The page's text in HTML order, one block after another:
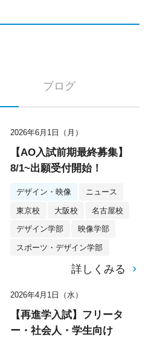
ブログ
2026年6月1日（月）
【AO入試前期最終募集】
8/1~出願受付開始！
デザイン・映像 ニュース
東京校 大阪校 名古屋校
デザイン学部 映像学部
スポーツ・デザイン学部
詳しくみる
2026年4月1日（水）
【再進学入試】フリータ
ー・社会人・学生向け